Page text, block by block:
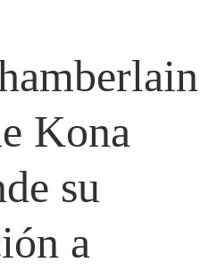
Kona
su
a